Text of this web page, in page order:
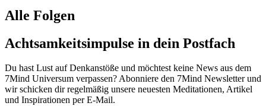
Alle Folgen
Achtsamkeitsimpulse in dein Postfach
Du hast Lust auf Denkanstöße und möchtest keine News aus dem
7Mind Universum verpassen? Abon­niere den 7Mind News­let­ter und
wir schicken dir regelmäßig unsere neuesten Meditationen, Artikel
und Inspirationen per E-Mail.